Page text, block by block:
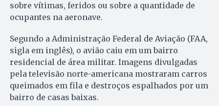
sobre vítimas, feridos ou sobre a quantidade de
ocupantes na aeronave.
Segundo a Administração Federal de Aviação (FAA,
sigla em inglês), o avião caiu em um bairro
residencial de área militar. Imagens divulgadas
pela televisão norte-americana mostraram carros
queimados em fila e destroços espalhados por um
bairro de casas baixas.